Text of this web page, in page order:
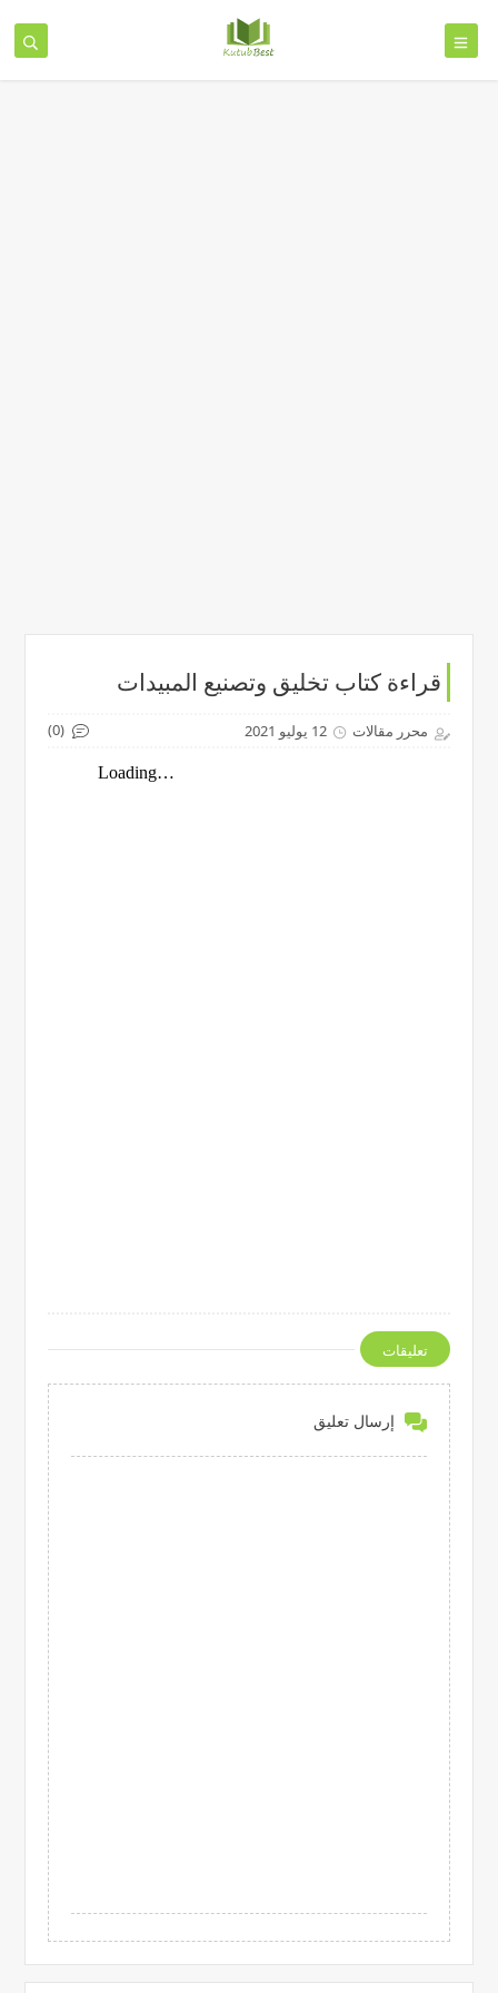
قراءة كتاب تخليق وتصنيع المبيدات
محرر مقالات 12 يوليو 2021 (0)
تعليقات
إرسال تعليق